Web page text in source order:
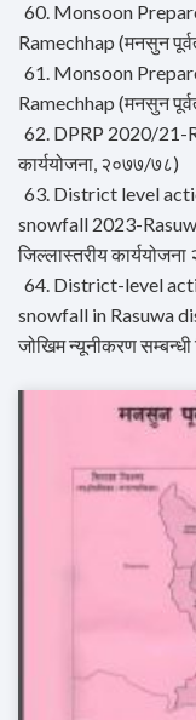
60. Monsoon
Ramechhap (मनसुन
61. Monsoon
Ramechhap (मनसुन
62. DPRP 2020/21-
कार्ययोजना, २०७७/७८)
63. District level
snowfall 2023-
जिल्लास्तरीय
64. District-level
snowfall in Rasuwa
जोखिम न्यूनीकरण